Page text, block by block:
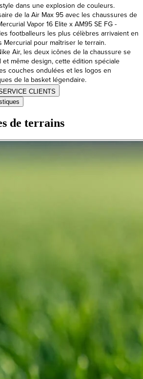
Vapor 16 Elite x AM95 SE FG -
footballeurs les plus célèbres arrivaient en
Mercurial pour maîtriser le terrain.
Air, les deux icônes de la chaussure se
même design, cette édition spéciale
couches ondulées et les logos en
de la basket légendaire.
CLIENTS
de terrains